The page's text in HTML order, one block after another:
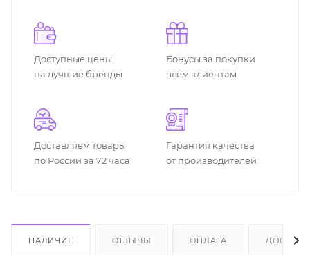
Доступные цены
на лучшие бренды
Бонусы за покупки
всем клиентам
Доставляем товары
по России за 72 часа
Гарантия качества
от производителей
НАЛИЧИЕ ОТЗЫВЫ ОПЛАТА